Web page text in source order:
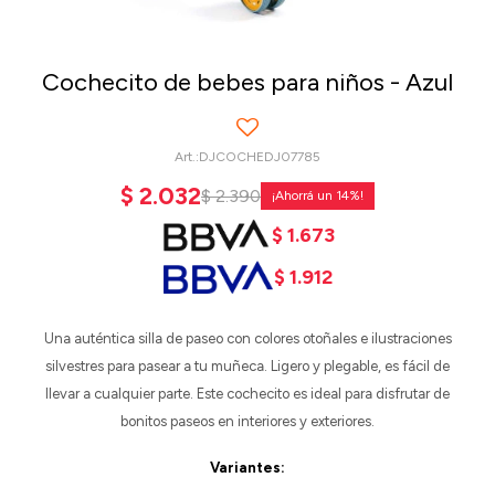
Cochecito de bebes para niños - Azul
DJCOCHEDJ07785
$ 2.032$ 2.390 14
$ 1.673
$ 1.912
Una auténtica silla de paseo con colores otoñales e ilustraciones
silvestres para pasear a tu muñeca. Ligero y plegable, es fácil de
llevar a cualquier parte. Este cochecito es ideal para disfrutar de
bonitos paseos en interiores y exteriores.
Variantes: